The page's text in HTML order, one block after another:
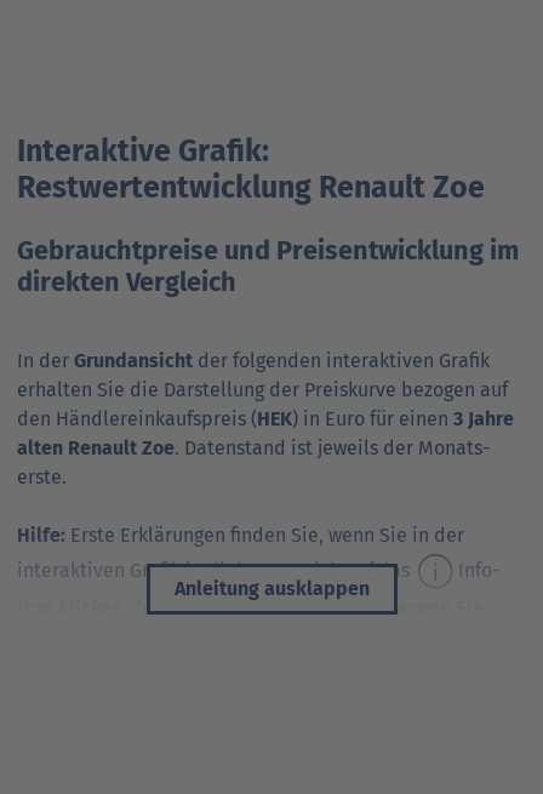
Interaktive Grafik:
Restwertentwicklung Renault Zoe
Gebrauchtpreise und Preisentwicklung im
direkten Vergleich
In der Grundansicht der folgenden interaktiven Grafik
erhalten Sie die Darstellung der Preis­kurve bezogen auf
den Händler­ein­kaufs­preis (HEK) in Euro für einen 3 Jahre
alten Renault Zoe. Daten­stand ist jeweils der Monats­
erste.
Anleitung ausklappen
Hilfe: Erste Erklärungen finden Sie, wenn Sie in der
interaktiven Grafik im linken Bereich auf das
Info-
Icon klicken. Zur ursprünglichen Ansicht gelangen Sie